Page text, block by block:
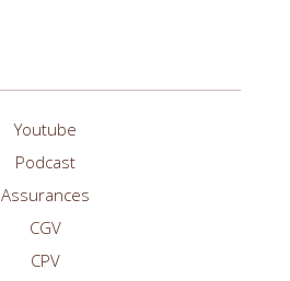
Youtube
Podcast
Assurances
CGV
CPV